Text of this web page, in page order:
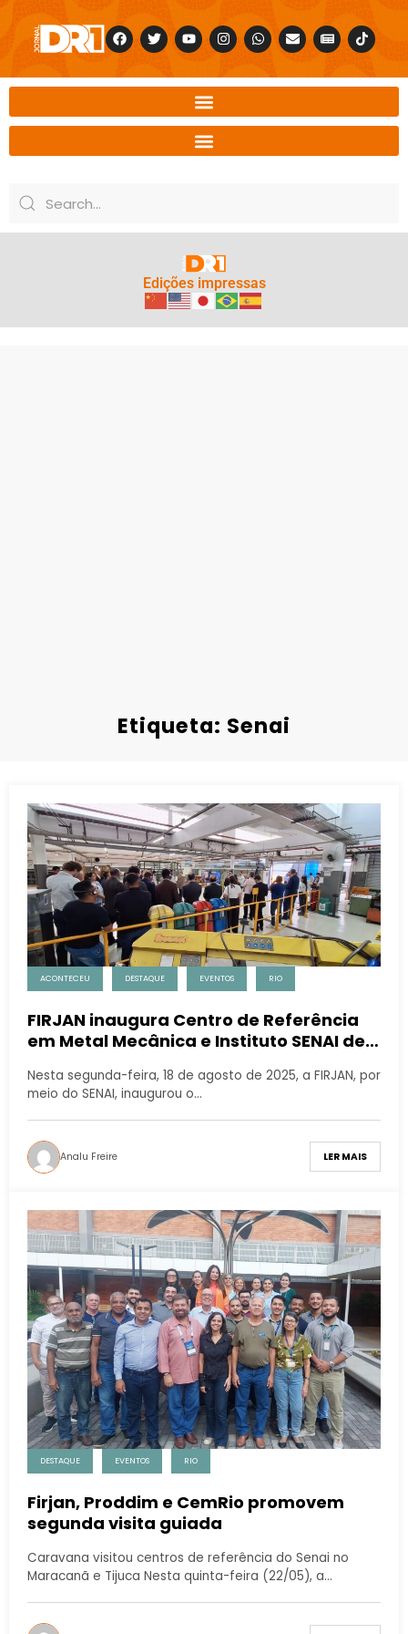
Edições impressas
Etiqueta: Senai
ACONTECEU DESTAQUE EVENTOS RIO
FIRJAN inaugura Centro de Referência
em Metal Mecânica e Instituto SENAI de
Industrial
Nesta segunda-feira, 18 de agosto de 2025, a FIRJAN, por
meio do SENAI, inaugurou o…
Analu Freire LER MAIS
DESTAQUE EVENTOS RIO
Firjan, Proddim e CemRio promovem
segunda visita guiada
Caravana visitou centros de referência do Senai no
Maracanã e Tijuca Nesta quinta-feira (22/05), a…